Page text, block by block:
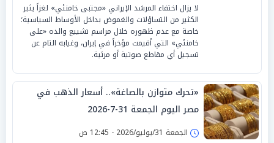
لا يزال اختفاء المرشد الإيراني «مجتبى خامنئي» لغزاً يثير
الكثير من التساؤلات والغموض بداخل الأوساط السياسية؛
خاصة مع عدم ظهوره خلال مراسم تشييع والده «على
خامنئي» التي أقيمت مؤخراً في إيران، وغيابه التام عن
تسجيل أي مقاطع صوتية أو مرئية.
«تحرك متوازن بالصاغة».. أسعار الذهب في
مصر اليوم الجمعة 31-7-2026
الجمعة 31/يوليو/2026 - 12:45 ص